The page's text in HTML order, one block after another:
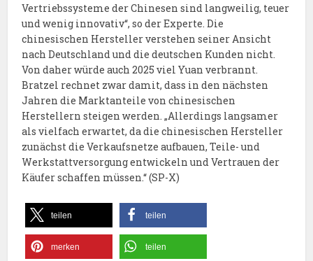
Vertriebssysteme der Chinesen sind langweilig, teuer
und wenig innovativ“, so der Experte. Die
chinesischen Hersteller verstehen seiner Ansicht
nach Deutschland und die deutschen Kunden nicht.
Von daher würde auch 2025 viel Yuan verbrannt.
Bratzel rechnet zwar damit, dass in den nächsten
Jahren die Marktanteile von chinesischen
Herstellern steigen werden. „Allerdings langsamer
als vielfach erwartet, da die chinesischen Hersteller
zunächst die Verkaufsnetze aufbauen, Teile- und
Werkstattversorgung entwickeln und Vertrauen der
Käufer schaffen müssen.“ (SP-X)
teilen teilen
merken teilen